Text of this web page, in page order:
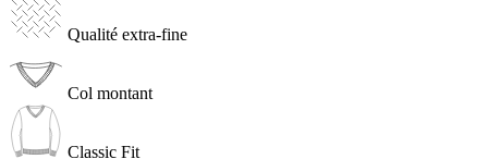
Qualité extra-fine
Col montant
Classic Fit